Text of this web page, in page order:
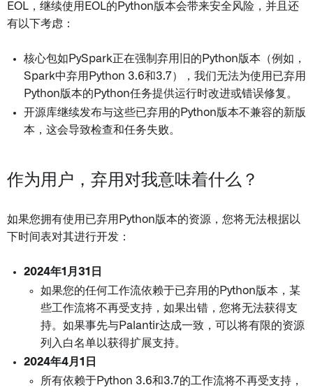
EOL，继续使用EOL的Python版本会带来安全风险，并且还
有以下考虑：
核心包如PySpark正在强制弃用旧的Python版本（例如，
Spark中弃用Python 3.6和3.7），我们无法为使用已弃用
Python版本的Python任务提供运行时改进或错误修复。
开源库继续发布与这些已弃用的Python版本不兼容的新版
本，这会导致检查和任务失败。
作为用户，弃用对我意味着什么？
如果您拥有使用已弃用Python版本的资源，您将无法根据以
下时间表对其进行开发：
2024年1月31日
如果您的任何工作流依赖于已弃用的Python版本，某
些工作流将不再受支持，如果出错，您将无法获得支
持。如果事先与Palantir达成一致，可以将有限的资源
列入白名单以获得扩展支持。
2024年4月1日
所有依赖于Python 3.6和3.7的工作流将不再受支持，